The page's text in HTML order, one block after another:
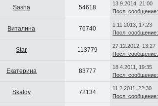
Sasha 54618
13.9.2014, 21:00
Посл. сообщение:
Виталина 76740
1.11.2013, 17:23
Посл. сообщение:
Star 113779
27.12.2012, 13:27
Посл. сообщение:
Екатерина 83777
18.4.2011, 19:35
Посл. сообщение:
Skaldy 72134
11.2.2011, 22:30
Посл. сообщение: